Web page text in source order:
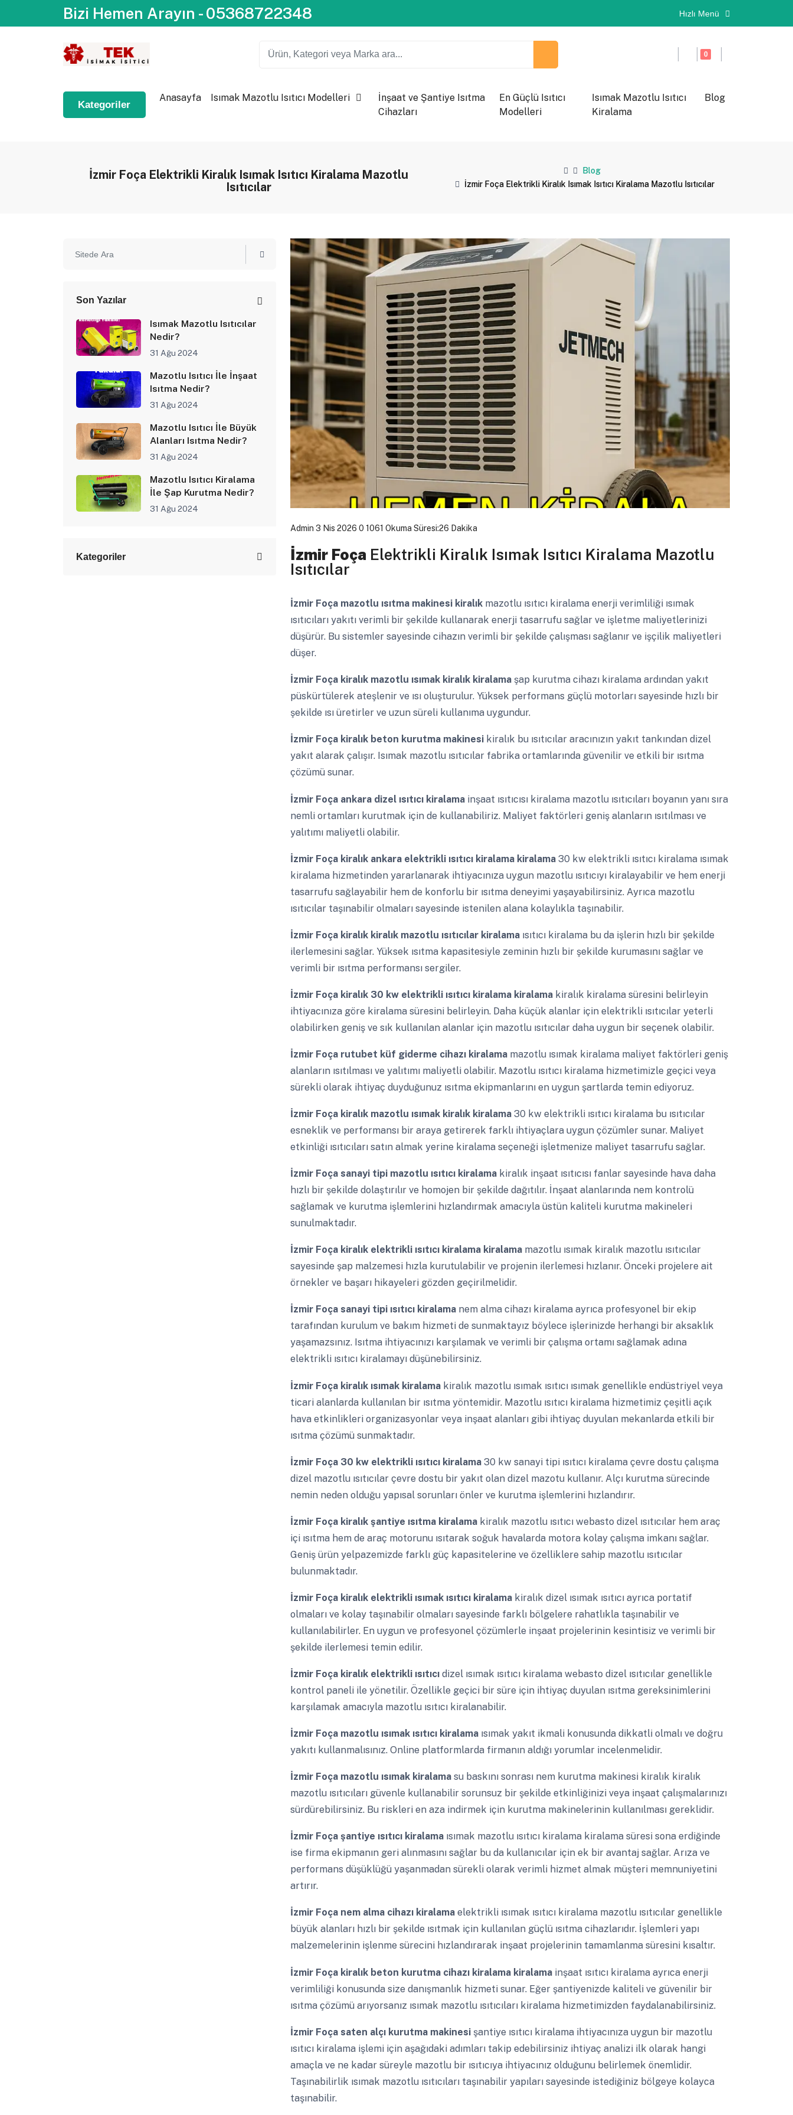
Bizi Hemen Arayın - 05368722348 Hızlı Menü
0
Kategoriler
Anasayfa Isımak Mazotlu Isıtıcı Modelleri
İnşaat ve Şantiye Isıtma
Cihazları
En Güçlü Isıtıcı
Modelleri
Isımak Mazotlu Isıtıcı
Kiralama
Blog
İzmir Foça Elektrikli Kiralık Isımak Isıtıcı Kiralama Mazotlu
Isıtıcılar
Blog
İzmir Foça Elektrikli Kiralık Isımak Isıtıcı Kiralama Mazotlu Isıtıcılar
Son Yazılar
Isımak Mazotlu Isıtıcılar
Nedir?
31 Ağu 2024
Mazotlu Isıtıcı İle İnşaat
Isıtma Nedir?
31 Ağu 2024
Mazotlu Isıtıcı İle Büyük
Alanları Isıtma Nedir?
31 Ağu 2024
Mazotlu Isıtıcı Kiralama
İle Şap Kurutma Nedir?
31 Ağu 2024
Kategoriler
Admin 3 Nis 2026 0 1061 Okuma Süresi:26 Dakika
İzmir Foça Elektrikli Kiralık Isımak Isıtıcı Kiralama Mazotlu
Isıtıcılar
İzmir Foça mazotlu ısıtma makinesi kiralık mazotlu ısıtıcı kiralama enerji verimliliği ısımak
ısıtıcıları yakıtı verimli bir şekilde kullanarak enerji tasarrufu sağlar ve işletme maliyetlerinizi
düşürür. Bu sistemler sayesinde cihazın verimli bir şekilde çalışması sağlanır ve işçilik maliyetleri
düşer.
İzmir Foça kiralık mazotlu ısımak kiralık kiralama şap kurutma cihazı kiralama ardından yakıt
püskürtülerek ateşlenir ve ısı oluşturulur. Yüksek performans güçlü motorları sayesinde hızlı bir
şekilde ısı üretirler ve uzun süreli kullanıma uygundur.
İzmir Foça kiralık beton kurutma makinesi kiralık bu ısıtıcılar aracınızın yakıt tankından dizel
yakıt alarak çalışır. Isımak mazotlu ısıtıcılar fabrika ortamlarında güvenilir ve etkili bir ısıtma
çözümü sunar.
İzmir Foça ankara dizel ısıtıcı kiralama inşaat ısıtıcısı kiralama mazotlu ısıtıcıları boyanın yanı sıra
nemli ortamları kurutmak için de kullanabiliriz. Maliyet faktörleri geniş alanların ısıtılması ve
yalıtımı maliyetli olabilir.
İzmir Foça kiralık ankara elektrikli ısıtıcı kiralama kiralama 30 kw elektrikli ısıtıcı kiralama ısımak
kiralama hizmetinden yararlanarak ihtiyacınıza uygun mazotlu ısıtıcıyı kiralayabilir ve hem enerji
tasarrufu sağlayabilir hem de konforlu bir ısıtma deneyimi yaşayabilirsiniz. Ayrıca mazotlu
ısıtıcılar taşınabilir olmaları sayesinde istenilen alana kolaylıkla taşınabilir.
İzmir Foça kiralık kiralık mazotlu ısıtıcılar kiralama ısıtıcı kiralama bu da işlerin hızlı bir şekilde
ilerlemesini sağlar. Yüksek ısıtma kapasitesiyle zeminin hızlı bir şekilde kurumasını sağlar ve
verimli bir ısıtma performansı sergiler.
İzmir Foça kiralık 30 kw elektrikli ısıtıcı kiralama kiralama kiralık kiralama süresini belirleyin
ihtiyacınıza göre kiralama süresini belirleyin. Daha küçük alanlar için elektrikli ısıtıcılar yeterli
olabilirken geniş ve sık kullanılan alanlar için mazotlu ısıtıcılar daha uygun bir seçenek olabilir.
İzmir Foça rutubet küf giderme cihazı kiralama mazotlu ısımak kiralama maliyet faktörleri geniş
alanların ısıtılması ve yalıtımı maliyetli olabilir. Mazotlu ısıtıcı kiralama hizmetimizle geçici veya
sürekli olarak ihtiyaç duyduğunuz ısıtma ekipmanlarını en uygun şartlarda temin ediyoruz.
İzmir Foça kiralık mazotlu ısımak kiralık kiralama 30 kw elektrikli ısıtıcı kiralama bu ısıtıcılar
esneklik ve performansı bir araya getirerek farklı ihtiyaçlara uygun çözümler sunar. Maliyet
etkinliği ısıtıcıları satın almak yerine kiralama seçeneği işletmenize maliyet tasarrufu sağlar.
İzmir Foça sanayi tipi mazotlu ısıtıcı kiralama kiralık inşaat ısıtıcısı fanlar sayesinde hava daha
hızlı bir şekilde dolaştırılır ve homojen bir şekilde dağıtılır. İnşaat alanlarında nem kontrolü
sağlamak ve kurutma işlemlerini hızlandırmak amacıyla üstün kaliteli kurutma makineleri
sunulmaktadır.
İzmir Foça kiralık elektrikli ısıtıcı kiralama kiralama mazotlu ısımak kiralık mazotlu ısıtıcılar
sayesinde şap malzemesi hızla kurutulabilir ve projenin ilerlemesi hızlanır. Önceki projelere ait
örnekler ve başarı hikayeleri gözden geçirilmelidir.
İzmir Foça sanayi tipi ısıtıcı kiralama nem alma cihazı kiralama ayrıca profesyonel bir ekip
tarafından kurulum ve bakım hizmeti de sunmaktayız böylece işlerinizde herhangi bir aksaklık
yaşamazsınız. Isıtma ihtiyacınızı karşılamak ve verimli bir çalışma ortamı sağlamak adına
elektrikli ısıtıcı kiralamayı düşünebilirsiniz.
İzmir Foça kiralık ısımak kiralama kiralık mazotlu ısımak ısıtıcı ısımak genellikle endüstriyel veya
ticari alanlarda kullanılan bir ısıtma yöntemidir. Mazotlu ısıtıcı kiralama hizmetimiz çeşitli açık
hava etkinlikleri organizasyonlar veya inşaat alanları gibi ihtiyaç duyulan mekanlarda etkili bir
ısıtma çözümü sunmaktadır.
İzmir Foça 30 kw elektrikli ısıtıcı kiralama 30 kw sanayi tipi ısıtıcı kiralama çevre dostu çalışma
dizel mazotlu ısıtıcılar çevre dostu bir yakıt olan dizel mazotu kullanır. Alçı kurutma sürecinde
nemin neden olduğu yapısal sorunları önler ve kurutma işlemlerini hızlandırır.
İzmir Foça kiralık şantiye ısıtma kiralama kiralık mazotlu ısıtıcı webasto dizel ısıtıcılar hem araç
içi ısıtma hem de araç motorunu ısıtarak soğuk havalarda motora kolay çalışma imkanı sağlar.
Geniş ürün yelpazemizde farklı güç kapasitelerine ve özelliklere sahip mazotlu ısıtıcılar
bulunmaktadır.
İzmir Foça kiralık elektrikli ısımak ısıtıcı kiralama kiralık dizel ısımak ısıtıcı ayrıca portatif
olmaları ve kolay taşınabilir olmaları sayesinde farklı bölgelere rahatlıkla taşınabilir ve
kullanılabilirler. En uygun ve profesyonel çözümlerle inşaat projelerinin kesintisiz ve verimli bir
şekilde ilerlemesi temin edilir.
İzmir Foça kiralık elektrikli ısıtıcı dizel ısımak ısıtıcı kiralama webasto dizel ısıtıcılar genellikle
kontrol paneli ile yönetilir. Özellikle geçici bir süre için ihtiyaç duyulan ısıtma gereksinimlerini
karşılamak amacıyla mazotlu ısıtıcı kiralanabilir.
İzmir Foça mazotlu ısımak ısıtıcı kiralama ısımak yakıt ikmali konusunda dikkatli olmalı ve doğru
yakıtı kullanmalısınız. Online platformlarda firmanın aldığı yorumlar incelenmelidir.
İzmir Foça mazotlu ısımak kiralama su baskını sonrası nem kurutma makinesi kiralık kiralık
mazotlu ısıtıcıları güvenle kullanabilir sorunsuz bir şekilde etkinliğinizi veya inşaat çalışmalarınızı
sürdürebilirsiniz. Bu riskleri en aza indirmek için kurutma makinelerinin kullanılması gereklidir.
İzmir Foça şantiye ısıtıcı kiralama ısımak mazotlu ısıtıcı kiralama kiralama süresi sona erdiğinde
ise firma ekipmanın geri alınmasını sağlar bu da kullanıcılar için ek bir avantaj sağlar. Arıza ve
performans düşüklüğü yaşanmadan sürekli olarak verimli hizmet almak müşteri memnuniyetini
artırır.
İzmir Foça nem alma cihazı kiralama elektrikli ısımak ısıtıcı kiralama mazotlu ısıtıcılar genellikle
büyük alanları hızlı bir şekilde ısıtmak için kullanılan güçlü ısıtma cihazlarıdır. İşlemleri yapı
malzemelerinin işlenme sürecini hızlandırarak inşaat projelerinin tamamlanma süresini kısaltır.
İzmir Foça kiralık beton kurutma cihazı kiralama kiralama inşaat ısıtıcı kiralama ayrıca enerji
verimliliği konusunda size danışmanlık hizmeti sunar. Eğer şantiyenizde kaliteli ve güvenilir bir
ısıtma çözümü arıyorsanız ısımak mazotlu ısıtıcıları kiralama hizmetimizden faydalanabilirsiniz.
İzmir Foça saten alçı kurutma makinesi şantiye ısıtıcı kiralama ihtiyacınıza uygun bir mazotlu
ısıtıcı kiralama işlemi için aşağıdaki adımları takip edebilirsiniz ihtiyaç analizi ilk olarak hangi
amaçla ve ne kadar süreyle mazotlu bir ısıtıcıya ihtiyacınız olduğunu belirlemek önemlidir.
Taşınabilirlik ısımak mazotlu ısıtıcıları taşınabilir yapıları sayesinde istediğiniz bölgeye kolayca
taşınabilir.